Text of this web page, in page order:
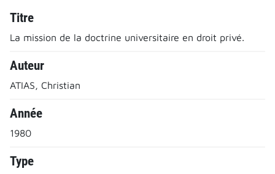
Titre
La mission de la doctrine universitaire en droit privé.
Auteur
ATIAS, Christian
Année
1980
Type